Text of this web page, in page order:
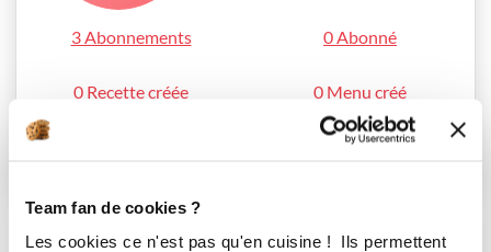
Team fan de cookies ?
Les cookies ce n'est pas qu'en cuisine ! Ils permettent
3 Abonnements 0 Abonné
0 Recette créée 0 Menu créé